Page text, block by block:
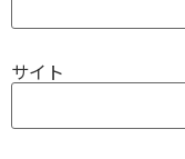
サイト